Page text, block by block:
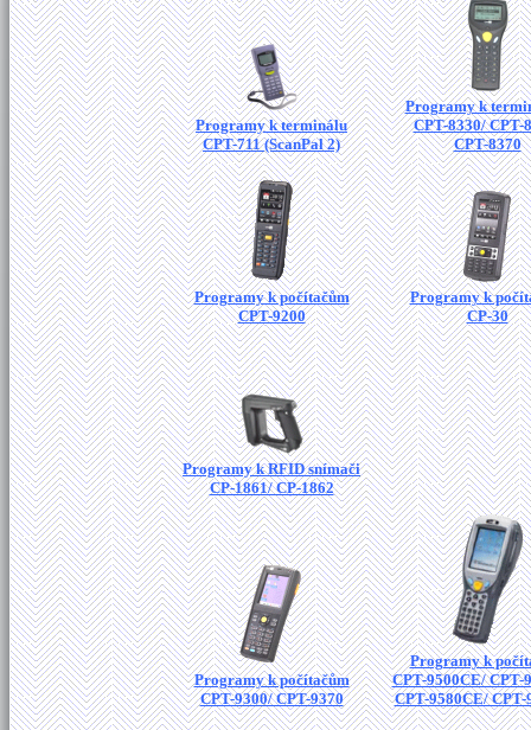
Programy k terminálu
CPT-711 (ScanPal 2)
Programy k
CPT-8330/ CPT-
CPT-8370
Programy k počítačům
CPT-9200
Programy k
CP-30
Programy k RFID snímači
CP-1861/ CP-1862
Programy k počítačům
CPT-9300/ CPT-9370
Programy k
CPT-9500CE/ CPT-
CPT-9580CE/ CPT-